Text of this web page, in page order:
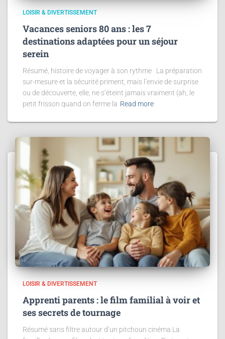
LOISIR & DIVERTISSEMENT
Vacances seniors 80 ans : les 7
destinations adaptées pour un séjour
serein
Résumé, histoire de voyager à son rythme La préparation
sur-mesure et la sécurité priment, mais l’envie de surprise
ou de découverte, elle, ne s’éteint jamais vraiment (ah, le
petit frisson quand on ferme la Read more
LOISIR & DIVERTISSEMENT
Apprenti parents : le film familial à voir et
ses secrets de tournage
Résumé sans filtre autour d’un pitchoun cinéma La